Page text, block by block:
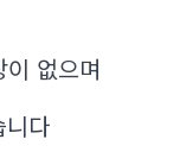
없으며
다